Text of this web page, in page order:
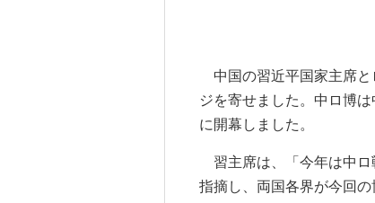
中国の習近平国家主席
ジを寄せました。中ロ博
に開幕しました。
習主席は、「今年は中
指摘し、両国各界が今回